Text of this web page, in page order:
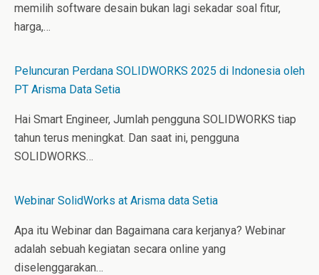
memilih software desain bukan lagi sekadar soal fitur,
harga,…
Peluncuran Perdana SOLIDWORKS 2025 di Indonesia oleh
PT Arisma Data Setia
Hai Smart Engineer, Jumlah pengguna SOLIDWORKS tiap
tahun terus meningkat. Dan saat ini, pengguna
SOLIDWORKS…
Webinar SolidWorks at Arisma data Setia
Apa itu Webinar dan Bagaimana cara kerjanya? Webinar
adalah sebuah kegiatan secara online yang
diselenggarakan…